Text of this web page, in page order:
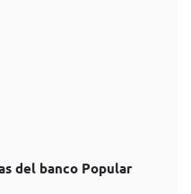
del banco Popular